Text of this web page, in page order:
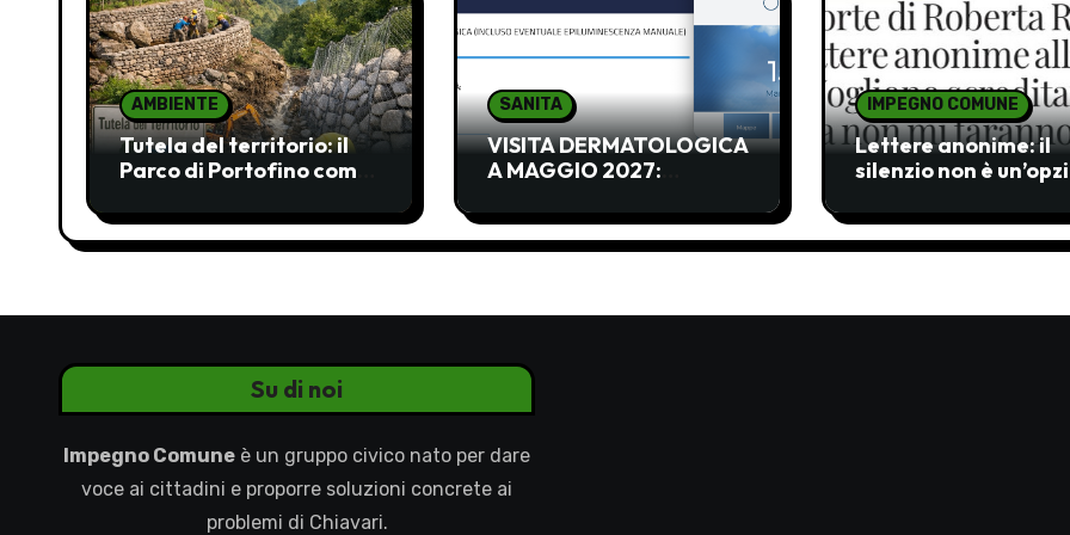
l
i
AMBIENTE
Tutela del territorio: il
Parco di Portofino come
recuperare
SANITA
VISITA DERMATOLOGICA
A MAGGIO 2027:
IMPEGNO COMUNE
Lettere anonime: il
silenzio non è
Su di noi
Impegno Comune è un gruppo civico nato per dare
voce ai cittadini e proporre soluzioni concrete ai
problemi di Chiavari.